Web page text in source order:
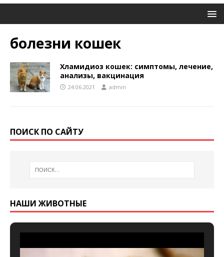
болезни кошек
Хламидиоз кошек: симптомы, лечение,
анализы, вакцинация
24.06.2021 admin
ПОИСК ПО САЙТУ
НАШИ ЖИВОТНЫЕ